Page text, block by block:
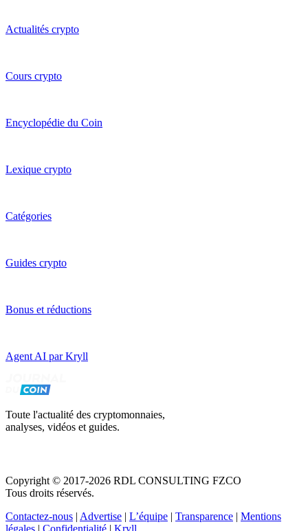
Actualités crypto
Cours crypto
Encyclopédie du Coin
Lexique crypto
Catégories
Guides crypto
Bonus et réductions
Agent AI par Kryll
Toute l'actualité des cryptomonnaies,
analyses, vidéos et guides.
Copyright © 2017-2026 RDL CONSULTING FZCO
Tous droits réservés.
Contactez-nous | Advertise | L’équipe | Transparence | Mentions
légales | Confidentialité | Kryll